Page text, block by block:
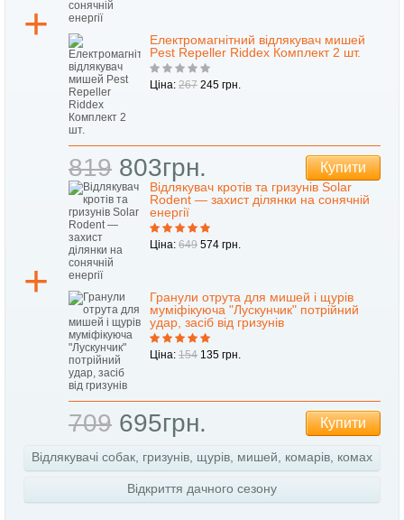
Електромагнітний відлякувач мишей
Pest Repeller Riddex Комплект 2 шт.
Ціна: 267 245 грн.
819 803грн. Купити
Відлякувач кротів та гризунів Solar
Rodent — захист ділянки на сонячній
енергії
Ціна: 649 574 грн.
Гранули отрута для мишей і щурів
муміфікуюча "Лускунчик" потрійний
удар, засіб від гризунів
Ціна: 154 135 грн.
709 695грн. Купити
Відлякувачі собак, гризунів, щурів, мишей, комарів, комах
Відкриття дачного сезону